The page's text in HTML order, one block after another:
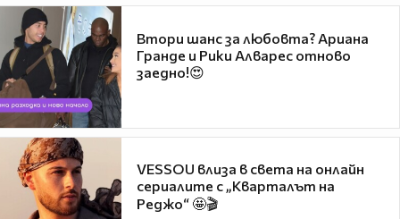
Втори шанс за любовта? Ариана
Гранде и Рики Алварес отново
заедно!😍
VESSOU влиза в света на онлайн
сериалите с „Кварталът на
Реджо“ 🤩🎬